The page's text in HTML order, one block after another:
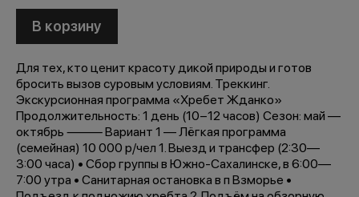
В корзину
Для тех, кто ценит красоту дикой природы и готов
бросить вызов суровым условиям. Треккинг.
Экскурсионная программа «Хребет Жданко»
Продолжительность: 1 день (10−12 часов) Сезон: май —
октябрь ⸻ Вариант 1 — Лёгкая программа
(семейная) 10 000 р/чел 1. Выезд и трансфер (2:30—
3:00 часа) • Сбор группы в Южно-Сахалинске, в 6:00—
7:00 утра • Санитарная остановка в п Взморье •